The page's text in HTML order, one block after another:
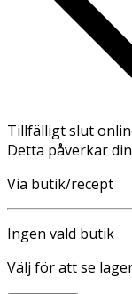
Tillfälligt slut
Detta påverkar
Via butik/recept
Ingen vald butik
Välj för att se